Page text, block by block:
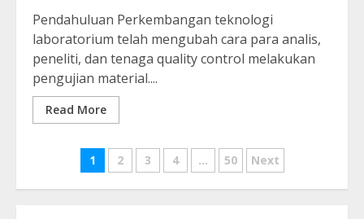
Pendahuluan Perkembangan teknologi
laboratorium telah mengubah cara para analis,
peneliti, dan tenaga quality control melakukan
pengujian material....
Read More
Posts
navigation
1 2 3 4 … 50 Next